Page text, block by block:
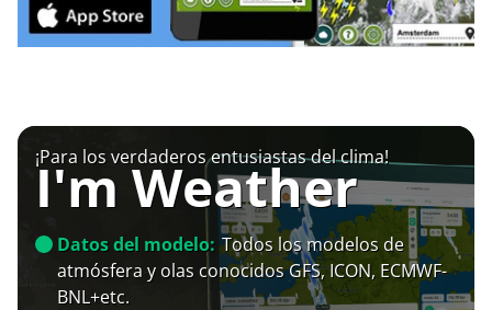
¡Para los verdaderos entusiastas del clima!
I'm Weather
Datos del modelo: Todos los modelos de
atmósfera y olas conocidos GFS, ICON, ECMWF-
BNL+etc.